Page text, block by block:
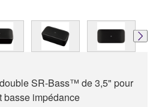
SR-Bass™ de 3,5" pour
basse impédance